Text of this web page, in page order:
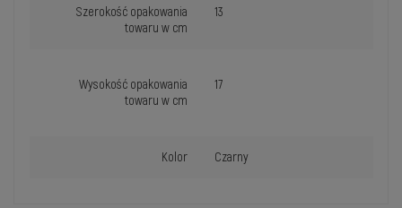
Szerokość opakowania
towaru w cm
13
Wysokość opakowania
towaru w cm
17
Kolor Czarny